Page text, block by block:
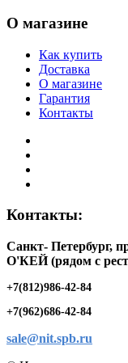
О магазине
Как купить
Доставка
О магазине
Гарантия
Контакты
Контакты:
Санкт- Петербург,
O'КЕЙ (рядом с
+7(812)986-42-84
+7(962)686-42-84
sale@nit.spb.ru